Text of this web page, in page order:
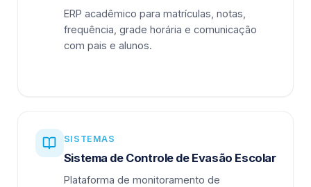
ERP acadêmico para matrículas, notas,
frequência, grade horária e comunicação
com pais e alunos.
SISTEMAS
Sistema de Controle de Evasão Escolar
Plataforma de monitoramento de